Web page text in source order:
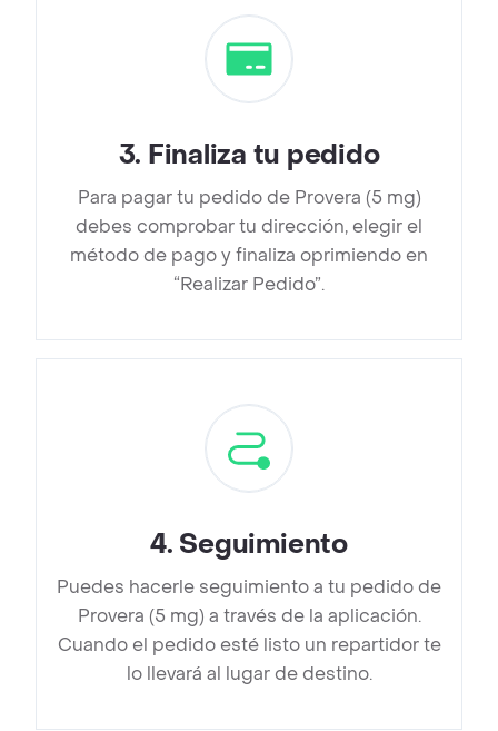
3. Finaliza tu pedido
Para pagar tu pedido de Provera (5 mg)
debes comprobar tu dirección, elegir el
método de pago y finaliza oprimiendo en
“Realizar Pedido”.
4. Seguimiento
Puedes hacerle seguimiento a tu pedido de
Provera (5 mg) a través de la aplicación.
Cuando el pedido esté listo un repartidor te
lo llevará al lugar de destino.